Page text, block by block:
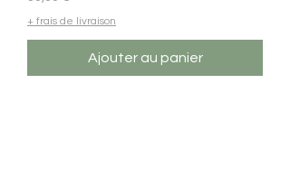
+ frais de livraison
Ajouter au panier